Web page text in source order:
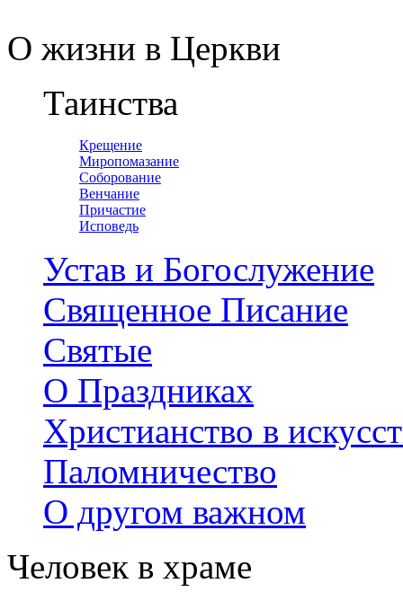
О жизни в Церкви
Таинства
Крещение
Миропомазание
Соборование
Венчание
Причастие
Исповедь
Устав и Богослужение
Священное Писание
Святые
О Праздниках
Христианство в
Паломничество
О другом важном
Человек в храме